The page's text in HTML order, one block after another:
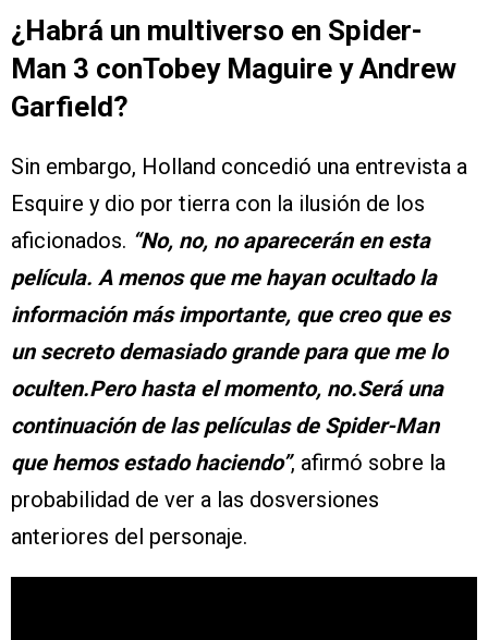
¿Habrá un multiverso en Spider-
Man 3 conTobey Maguire y Andrew
Garfield?
Sin embargo, Holland concedió una entrevista a
Esquire y dio por tierra con la ilusión de los
aficionados. “No, no, no aparecerán en esta
película. A menos que me hayan ocultado la
información más importante, que creo que es
un secreto demasiado grande para que me lo
oculten.Pero hasta el momento, no.Será una
continuación de las películas de Spider-Man
que hemos estado haciendo”, afirmó sobre la
probabilidad de ver a las dosversiones
anteriores del personaje.